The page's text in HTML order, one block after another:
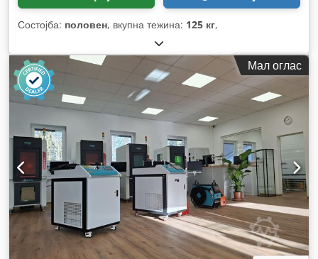
Состојба: половен, вкупна тежина: 125 кг,
Мал оглас